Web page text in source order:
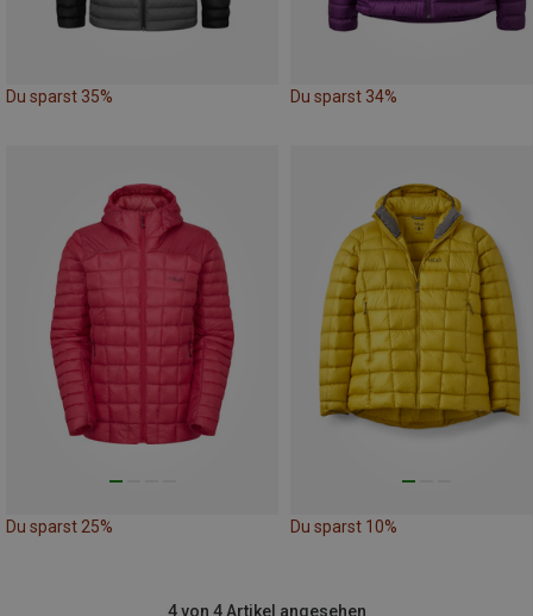
Du sparst 35% Du sparst 34%
Du sparst 25% Du sparst 10%
4 von 4 Artikel angesehen